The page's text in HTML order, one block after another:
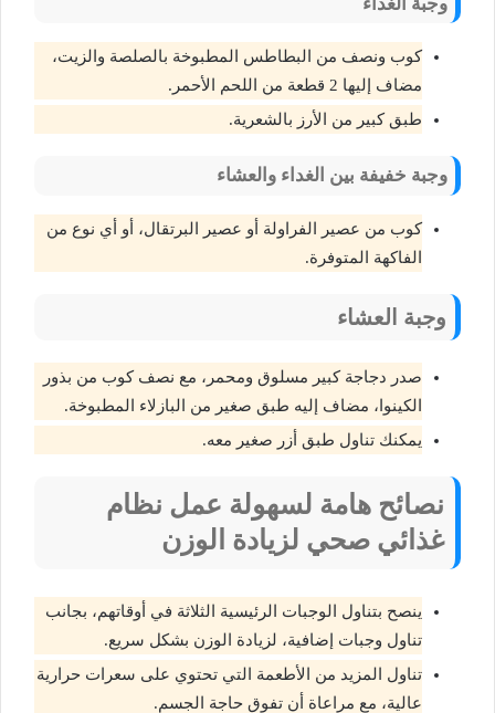
كوب ونصف من البطاطس المطبوخة بالصلصة والزيت،
مضاف إليها 2 قطعة من اللحم الأحمر.
طبق كبير من الأرز بالشعرية.
وجبة خفيفة بين الغداء والعشاء
كوب من عصير الفراولة أو عصير البرتقال، أو أي نوع من
الفاكهة المتوفرة.
وجبة العشاء
صدر دجاجة كبير مسلوق ومحمر، مع نصف كوب من بذور
الكينوا، مضاف إليه طبق صغير من البازلاء المطبوخة.
يمكنك تناول طبق أزر صغير معه.
نصائح هامة لسهولة عمل نظام
غذائي صحي لزيادة الوزن
ينصح بتناول الوجبات الرئيسية الثلاثة في أوقاتهم، بجانب
تناول وجبات إضافية، لزيادة الوزن بشكل سريع.
تناول المزيد من الأطعمة التي تحتوي على سعرات حرارية
عالية، مع مراعاة أن تفوق حاجة الجسم.